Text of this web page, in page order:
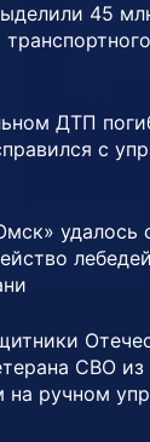
45
ДТП
с
удалось
СВО
на ручном